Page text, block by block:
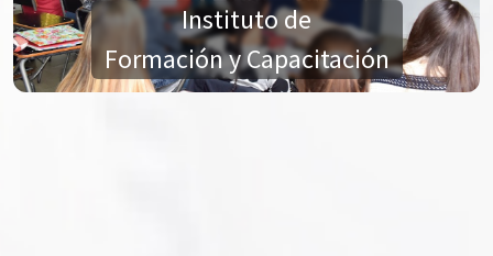
Instituto de
Formación y Capacitación